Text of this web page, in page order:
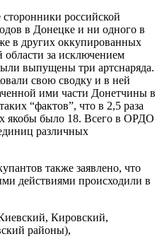
российской
в Донецке и ни одного в
в других оккупированных
за исключением
выпущены три артснаряда.
свою сводку и в ней
ими части Донетчины в
“фактов”, что в 2,5 раза
якобы было 18. Всего в ОРДО
различных
также заявлено, что
действиями происходили в
Кировский,
районы),